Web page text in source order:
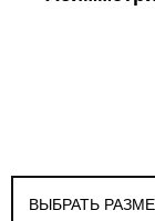
ВЫБРАТЬ